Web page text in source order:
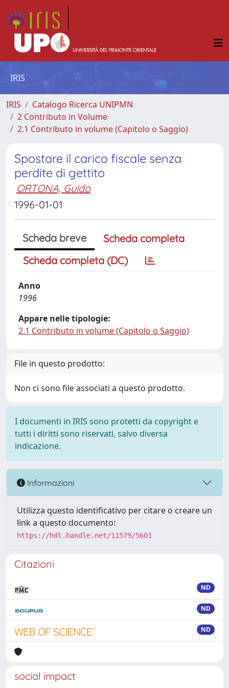
IRIS
IRIS
Catalogo Ricerca UNIPMN
2 Contributo in Volume
2.1 Contributo in volume (Capitolo o Saggio)
Spostare il carico fiscale senza
perdite di gettito
ORTONA, Guido
1996-01-01
Scheda breve
Scheda completa
Scheda completa (DC)
Anno
1996
Appare nelle tipologie:
2.1 Contributo in volume (Capitolo o Saggio)
File in questo prodotto:
Non ci sono file associati a questo prodotto.
I documenti in IRIS sono protetti da copyright e
tutti i diritti sono riservati, salvo diversa
indicazione.
Informazioni
Utilizza questo identificativo per citare o creare un
link a questo documento:
https://hdl.handle.net/11579/5601
Citazioni
ND
ND
ND
social impact